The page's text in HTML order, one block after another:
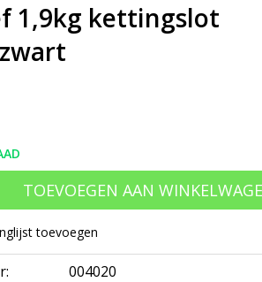
1,9kg kettingslot
TOEVOEGEN AAN
toevoegen
004020